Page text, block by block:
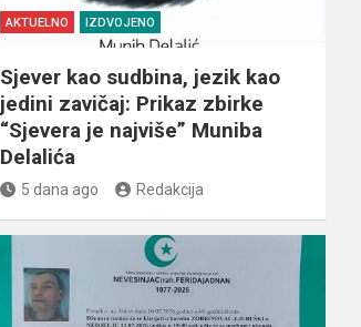
AKTUELNO IZDVOJENO
Sjever kao sudbina, jezik kao
jedini zavičaj: Prikaz zbirke
“Sjevera je najviše” Muniba
Delalića
5 dana ago Redakcija